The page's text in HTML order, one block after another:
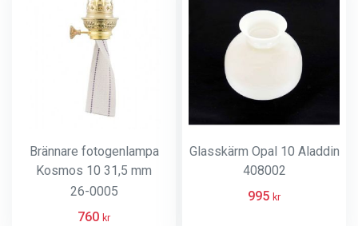
Brännare fotogenlampa
Kosmos 10 31,5 mm
Mässing
26-0005
760 kr
Glasskärm Opal 10 Aladdin
408002
995 kr